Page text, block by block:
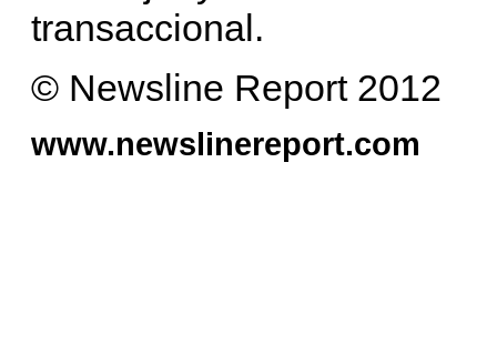
transaccional.
© Newsline Report 2012
www.newslinereport.com